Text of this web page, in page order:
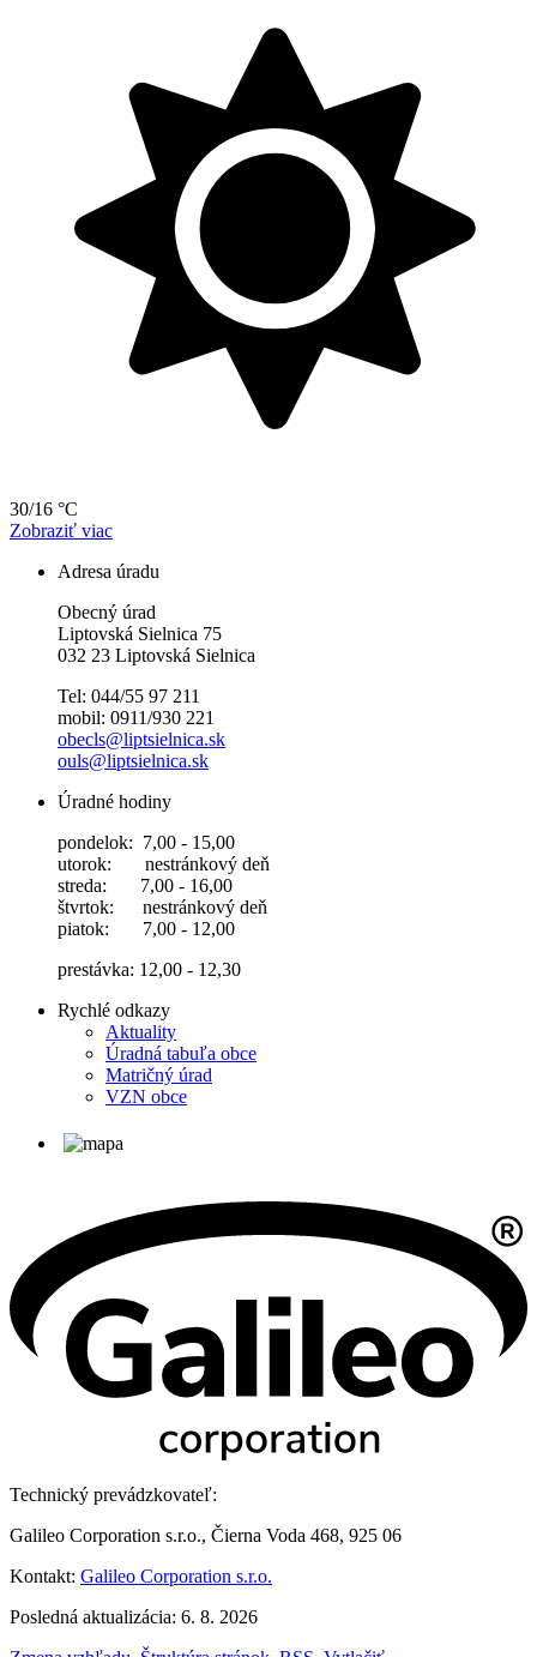
30/16 °C
Zobraziť viac
Adresa úradu
Obecný úrad
Liptovská Sielnica 75
032 23 Liptovská Sielnica
Tel: 044/55 97 211
mobil: 0911/930 221
obecls@liptsielnica.sk
ouls@liptsielnica.sk
Úradné hodiny
pondelok: 7,00 - 15,00
utorok: nestránkový deň
streda: 7,00 - 16,00
štvrtok: nestránkový deň
piatok: 7,00 - 12,00
prestávka: 12,00 - 12,30
Rychlé odkazy
Aktuality
Úradná tabuľa obce
Matričný úrad
VZN obce
Technický prevádzkovateľ:
Galileo Corporation s.r.o., Čierna Voda 468, 925 06
Kontakt: Galileo Corporation s.r.o.
Posledná aktualizácia: 6. 8. 2026